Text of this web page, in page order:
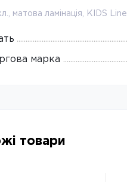
матова ламінація, KIDS Line
марка
товари